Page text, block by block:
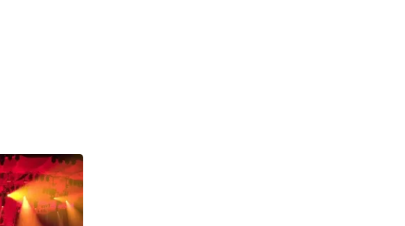
site
toch wel